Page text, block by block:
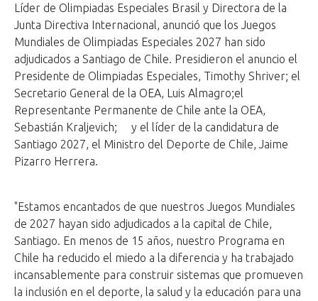
Líder de Olimpiadas Especiales Brasil y Directora de la
Junta Directiva Internacional, anunció que los Juegos
Mundiales de Olimpiadas Especiales 2027 han sido
adjudicados a Santiago de Chile. Presidieron el anuncio el
Presidente de Olimpiadas Especiales, Timothy Shriver; el
Secretario General de la OEA, Luis Almagro;el
Representante Permanente de Chile ante la OEA,
Sebastián Kraljevich; y el líder de la candidatura de
Santiago 2027, el Ministro del Deporte de Chile, Jaime
Pizarro Herrera.
"Estamos encantados de que nuestros Juegos Mundiales
de 2027 hayan sido adjudicados a la capital de Chile,
Santiago. En menos de 15 años, nuestro Programa en
Chile ha reducido el miedo a la diferencia y ha trabajado
incansablemente para construir sistemas que promueven
la inclusión en el deporte, la salud y la educación para una